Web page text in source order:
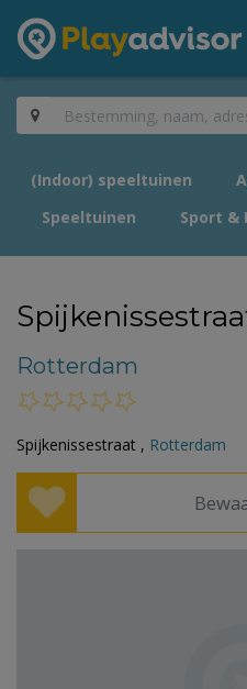
(Indoor) speeltuinen
Speeltuinen
Sport &
Rotterdam
Spijkenissestraat , Rotterdam